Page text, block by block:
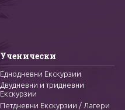
Ученически
Еднодневни Екскурзии
Двудневни и тридневни
Екскурзии
Петдневни Екскурзии / Лагери